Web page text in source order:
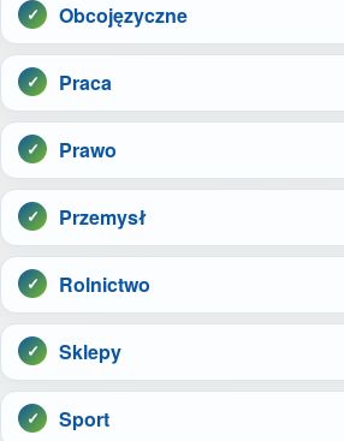
Obcojęzyczne
Praca
Prawo
Przemysł
Rolnictwo
Sklepy
Sport